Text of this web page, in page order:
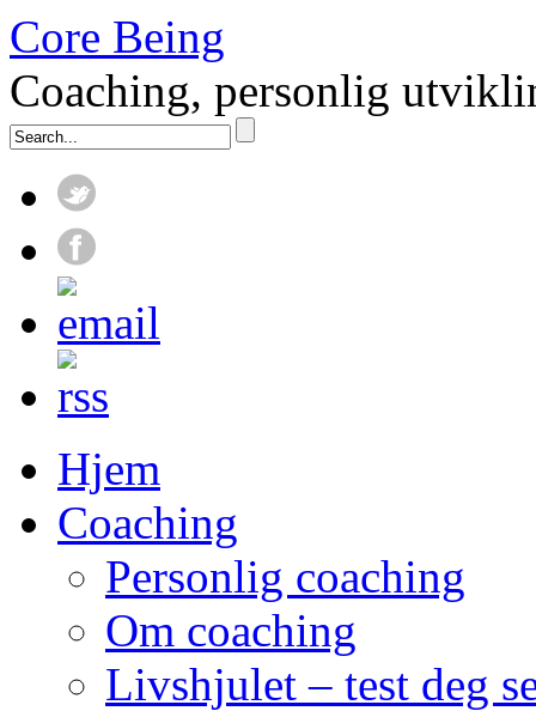
Core Being
Coaching, personlig
Hjem
Coaching
Personlig coaching
Om coaching
Livshjulet – test deg